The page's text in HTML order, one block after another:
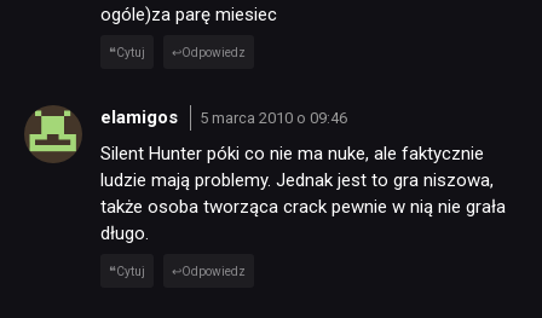
ogóle)za parę miesiec
Cytuj Odpowiedz
elamigos 5 marca 2010 o 09:46
Silent Hunter póki co nie ma nuke, ale faktycznie
ludzie mają problemy. Jednak jest to gra niszowa,
także osoba tworząca crack pewnie w nią nie grała
długo.
Cytuj Odpowiedz